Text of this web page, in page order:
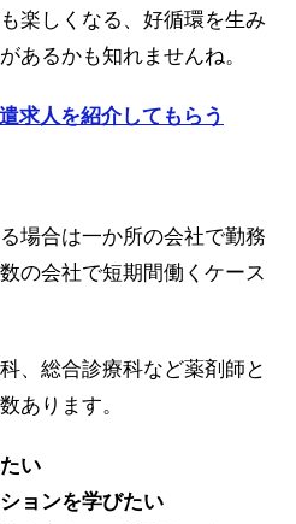
楽しくなる、好循環を生み
あるかも知れませんね。
求人を紹介してもらう
場合は一か所の会社で勤務
の会社で短期間働くケース
、総合診療科など薬剤師と
あります。
い
ョンを学びたい